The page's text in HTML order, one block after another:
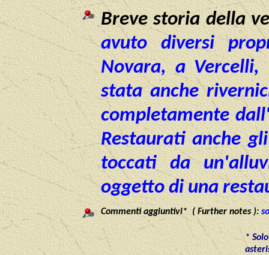
Breve storia della
avuto diversi
Novara, a Vercelli,
stata anche
completamente
Restaurati anche
toccati da
oggetto di una
Commenti aggiuntivi* ( Further notes ):
*